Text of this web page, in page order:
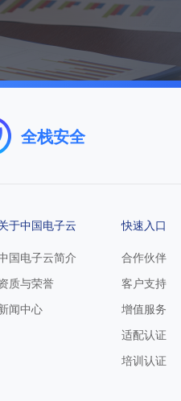
市场活动
全栈安全
于中国电子云
国电子云简介
质与荣誉
闻中心
快速入口
合作伙伴
客户支持
增值服务
适配认证
培训认证